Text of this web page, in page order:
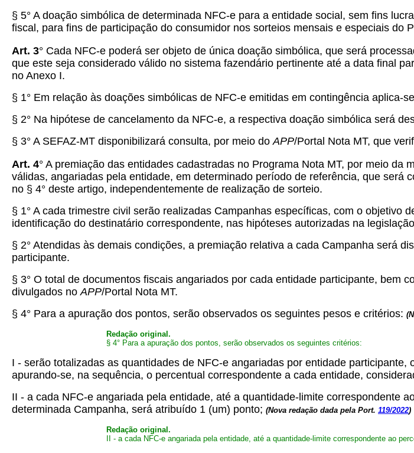
§ 5° A doação simbólica de determinada NFC-e para a entidade social, sem fins
fiscal, para fins de participação do consumidor nos sorteios mensais e especiais do
Art. 3° Cada NFC-e poderá ser objeto de única doação simbólica, que será
que este seja considerado válido no sistema fazendário pertinente até a data final
no Anexo I.
§ 1° Em relação às doações simbólicas de NFC-e emitidas em contingência aplica-
§ 2° Na hipótese de cancelamento da NFC-e, a respectiva doação simbólica será
§ 3° A SEFAZ-MT disponibilizará consulta, por meio doAPP/Portal Nota MT, que
Art. 4° A premiação das entidades cadastradas no Programa Nota MT, por meio
válidas, angariadas pela entidade, em determinado período de referência, que
no § 4° deste artigo, independentemente de realização de sorteio.
§ 1° A cada trimestre civil serão realizadas Campanhas específicas, com o objetivo
identificação do destinatário correspondente, nas hipóteses autorizadas na
§ 2° Atendidas às demais condições, a premiação relativa a cada Campanha será
participante.
§ 3° O total de documentos fiscais angariados por cada entidade participante, bem
divulgados noAPP/Portal Nota MT.
§ 4° Para a apuração dos pontos, serão observados os seguintes pesos e critérios:
Redação original.
§ 4° Para a apuração dos pontos, serão observados os seguintes critérios:
I - serão totalizadas as quantidades de NFC-e angariadas por entidade
apurando-se, na sequência, o percentual correspondente a cada entidade,
II - a cada NFC-e angariada pela entidade, até a quantidade-limite correspondente
determinada Campanha, será atribuído 1 (um) ponto; (Nova redação dada pela Port. 119/2022)
Redação original.
II - a cada NFC-e angariada pela entidade, até a quantidade-limite correspondente ao